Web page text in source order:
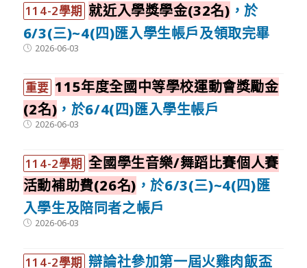
114-2學期 就近入學獎學金(32名) ，於
6/3(三)~4(四)匯入學生帳戶及領取完畢
Post2026-06-03
重要 115年度全國中等學校運動會獎勵金
(2名) ，於6/4(四)匯入學生帳戶
Post2026-06-03
114-2學期 全國學生音樂/舞蹈比賽個人賽
活動補助費(26名) ，於6/3(三)~4(四)匯
入學生及陪同者之帳戶
Post2026-06-03
114-2學期 辯論社參加第一屆火雞肉飯盃